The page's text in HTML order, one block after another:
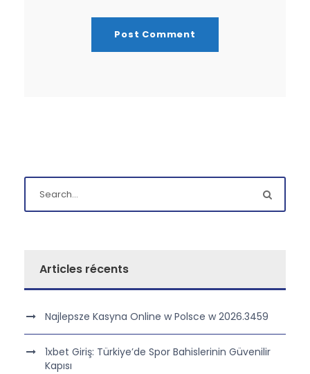
Articles récents
Najlepsze Kasyna Online w Polsce w 2026.3459
1xbet Giriş: Türkiye’de Spor Bahislerinin Güvenilir
Kapısı